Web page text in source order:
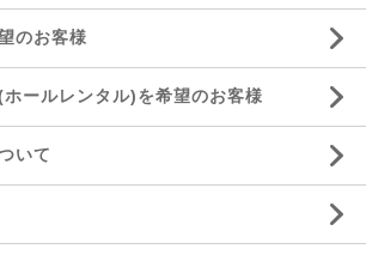
のお客様
ールレンタル)を希望のお客様
いて